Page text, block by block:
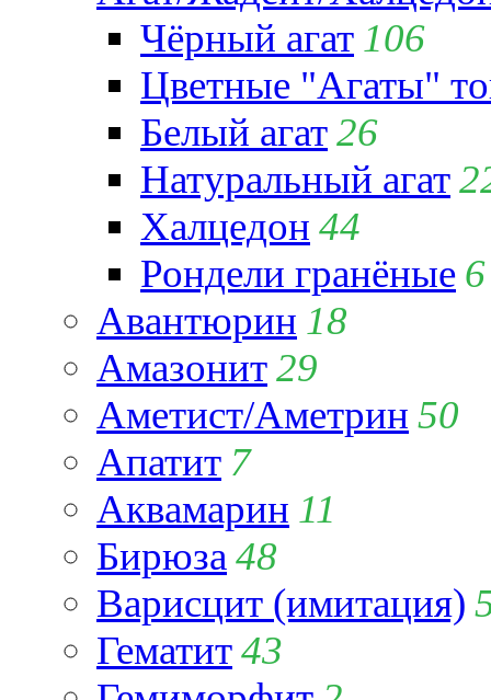
Чёрный агат 106
Цветные "Агаты"
Белый агат26
Натуральный агат
Халцедон 44
Рондели гранёные 6
Авантюрин 18
Амазонит29
Аметист/Аметрин 50
Апатит 7
Аквамарин 11
Бирюза 48
Варисцит (имитация)
Гематит43